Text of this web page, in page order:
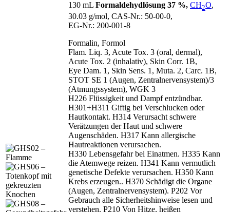
130 mL Formaldehydlösung 37 %, CH2O,
30.03 g/mol, CAS‑Nr.: 50‑00‑0,
EG‑Nr.: 200‑001‑8
Formalin, Formol
Flam. Liq. 3, Acute Tox. 3 (oral, dermal),
Acute Tox. 2 (inhalativ), Skin Corr. 1B,
Eye Dam. 1, Skin Sens. 1, Muta. 2, Carc. 1B,
STOT SE 1 (Augen, Zentralnervensystem)/3
(Atmungssystem), WGK 3
H226 Flüssigkeit und Dampf entzündbar.
H301+H311 Giftig bei Verschlucken oder
Hautkontakt. H314 Verursacht schwere
Verätzungen der Haut und schwere
Augenschäden. H317 Kann allergische
Hautreaktionen verursachen.
H330 Lebensgefahr bei Einatmen. H335 Kann
die Atemwege reizen. H341 Kann vermutlich
genetische Defekte verursachen. H350 Kann
Krebs erzeugen.. H370 Schädigt die Organe
(Augen, Zentralnervensystem). P202 Vor
Gebrauch alle Sicherheitshinweise lesen und
verstehen. P210 Von Hitze, heißen